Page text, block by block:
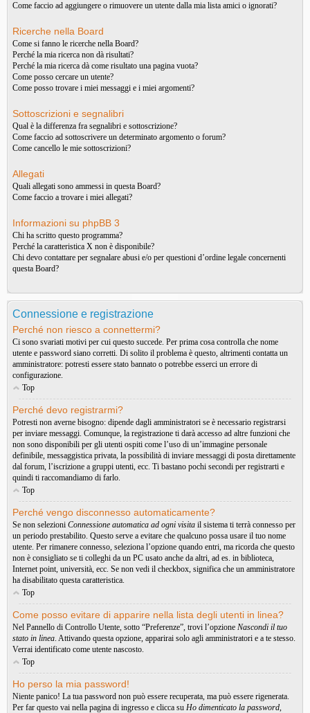
Come faccio ad aggiungere o rimuovere un utente dalla mia lista amici o ignorati?
Ricerche nella Board
Come si fanno le ricerche nella Board?
Perché la mia ricerca non dà risultati?
Perché la mia ricerca dà come risultato una pagina vuota?
Come posso cercare un utente?
Come posso trovare i miei messaggi e i miei argomenti?
Sottoscrizioni e segnalibri
Qual è la differenza fra segnalibri e sottoscrizione?
Come faccio ad sottoscrivere un determinato argomento o forum?
Come cancello le mie sottoscrizioni?
Allegati
Quali allegati sono ammessi in questa Board?
Come faccio a trovare i miei allegati?
Informazioni su phpBB 3
Chi ha scritto questo programma?
Perché la caratteristica X non è disponibile?
Chi devo contattare per segnalare abusi e/o per questioni d’ordine legale concernenti
questa Board?
Connessione e registrazione
Perché non riesco a connettermi?
Ci sono svariati motivi per cui questo succede. Per prima cosa controlla che nome
utente e password siano corretti. Di solito il problema è questo, altrimenti contatta un
amministratore: potresti essere stato bannato o potrebbe esserci un errore di
configurazione.
Top
Perché devo registrarmi?
Potresti non averne bisogno: dipende dagli amministratori se è necessario registrarsi
per inviare messaggi. Comunque, la registrazione ti darà accesso ad altre funzioni che
non sono disponibili per gli utenti ospiti come l’uso di un’immagine personale
definibile, messaggistica privata, la possibilità di inviare messaggi di posta direttamente
dal forum, l’iscrizione a gruppi utenti, ecc. Ti bastano pochi secondi per registrarti e
quindi ti raccomandiamo di farlo.
Top
Perché vengo disconnesso automaticamente?
Se non selezioni Connessione automatica ad ogni visita il sistema ti terrà connesso per
un periodo prestabilito. Questo serve a evitare che qualcuno possa usare il tuo nome
utente. Per rimanere connesso, seleziona l’opzione quando entri, ma ricorda che questo
non è consigliato se ti colleghi da un PC usato anche da altri, ad es. in biblioteca,
Internet point, università, ecc. Se non vedi il checkbox, significa che un amministratore
ha disabilitato questa caratteristica.
Top
Come posso evitare di apparire nella lista degli utenti in linea?
Nel Pannello di Controllo Utente, sotto “Preferenze”, trovi l’opzione Nascondi il tuo
stato in linea. Attivando questa opzione, apparirai solo agli amministratori e a te stesso.
Verrai identificato come utente nascosto.
Top
Ho perso la mia password!
Niente panico! La tua password non può essere recuperata, ma può essere rigenerata.
Per far questo vai nella pagina di ingresso e clicca su Ho dimenticato la password,